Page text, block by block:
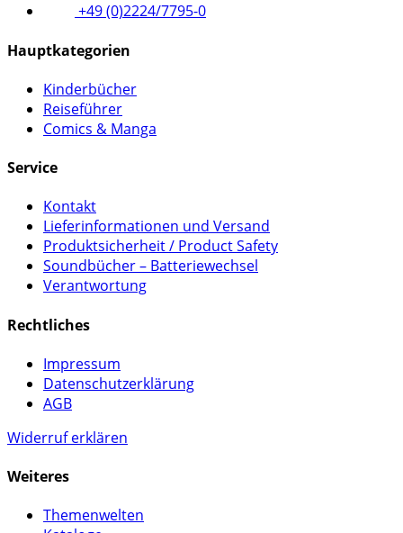
+49 (0)2224/7795-0
Hauptkategorien
Kinderbücher
Reiseführer
Comics & Manga
Service
Kontakt
Lieferinformationen und Versand
Produktsicherheit / Product Safety
Soundbücher – Batteriewechsel
Verantwortung
Rechtliches
Impressum
Datenschutzerklärung
AGB
Widerruf erklären
Weiteres
Themenwelten